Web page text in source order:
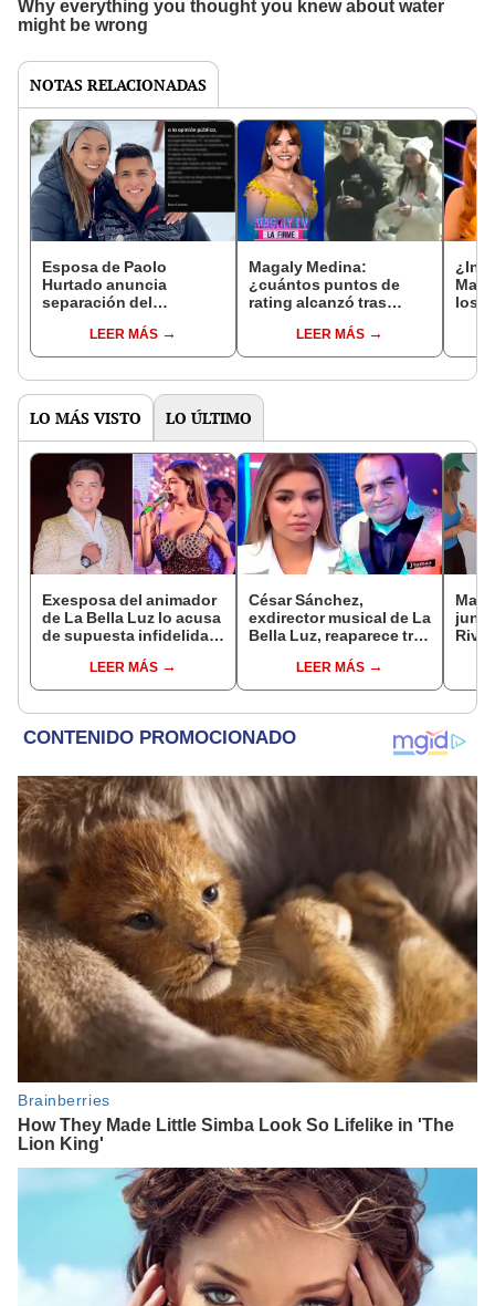
NOTAS RELACIONADAS
Esposa de Paolo
Hurtado anuncia
separación del
con Jossmery Toledo
LEER MÁS
Magaly Medina:
¿cuántos puntos de
rating alcanzó tras
y Jossmery?
LEER MÁS
los
LO MÁS VISTO LO ÚLTIMO
Exesposa del animador
de La Bella Luz lo acusa
de supuesta infidelidad
expone chats
LEER MÁS
César Sánchez,
exdirector musical de La
Bella Luz, reaparece tras
Saldaña con polémico
pedido: "Pido respetar
LEER MÁS